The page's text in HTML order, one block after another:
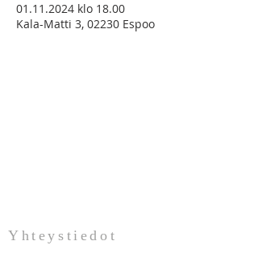
01.11.2024 klo 18.00
Kala-Matti 3, 02230 Espoo
Yhteystiedot